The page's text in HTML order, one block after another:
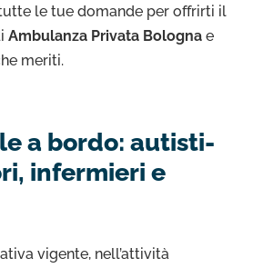
le tue domande per offrirti il
Ambulanza Privata Bologna e
meriti.
a bordo: autisti-
infermieri e
vigente, nell’attività